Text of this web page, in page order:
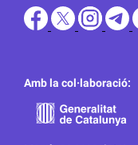
Amb la col·laboració: